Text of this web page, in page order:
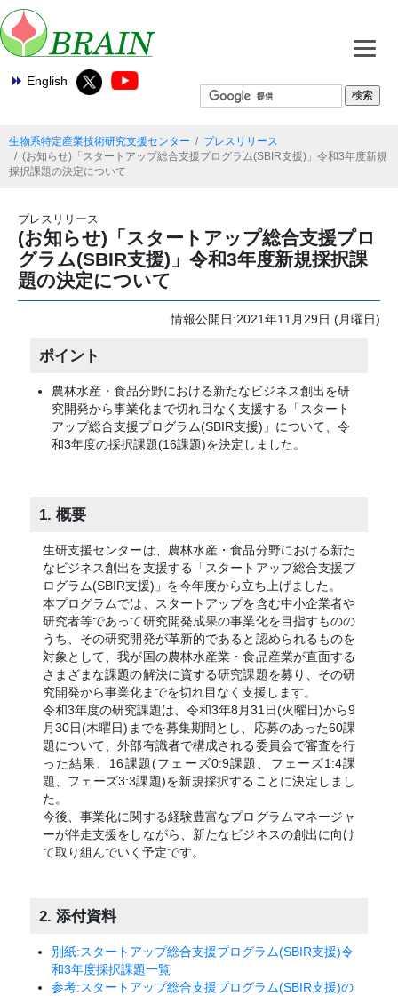
English
生物系特定産業技術研究支援センター
プレスリリース
(お知らせ)「スタートアップ総合支援プログラム(SBIR支援)」令和3年度新規
採択課題の決定について
プレスリリース
(お知らせ)「スタートアップ総合支援プロ
グラム(SBIR支援)」令和3年度新規採択課
題の決定について
情報公開日:2021年11月29日 (月曜日)
ポイント
農林水産・食品分野における新たなビジネス創出を研
究開発から事業化まで切れ目なく支援する「スタート
アップ総合支援プログラム(SBIR支援)」について、令
和3年度の採択課題(16課題)を決定しました。
1. 概要
生研支援センターは、農林水産・食品分野における新た
なビジネス創出を支援する「スタートアップ総合支援プ
ログラム(SBIR支援)」を今年度から立ち上げました。
本プログラムでは、スタートアップを含む中小企業者や
研究者等であって研究開発成果の事業化を目指すものの
うち、その研究開発が革新的であると認められるものを
対象として、我が国の農林水産業・食品産業が直面する
さまざまな課題の解決に資する研究課題を募り、その研
究開発から事業化までを切れ目なく支援します。
令和3年度の研究課題は、令和3年8月31日(火曜日)から9
月30日(木曜日)までを募集期間とし、応募のあった60課
題について、外部有識者で構成される委員会で審査を行
った結果、16課題(フェーズ0:9課題、フェーズ1:4課
題、フェーズ3:3課題)を新規採択することに決定しまし
た。
今後、事業化に関する経験豊富なプログラムマネージャ
ーが伴走支援をしながら、新たなビジネスの創出に向け
て取り組んでいく予定です。
2. 添付資料
別紙:スタートアップ総合支援プログラム(SBIR支援)令
和3年度採択課題一覧
参考:スタートアップ総合支援プログラム(SBIR支援)の